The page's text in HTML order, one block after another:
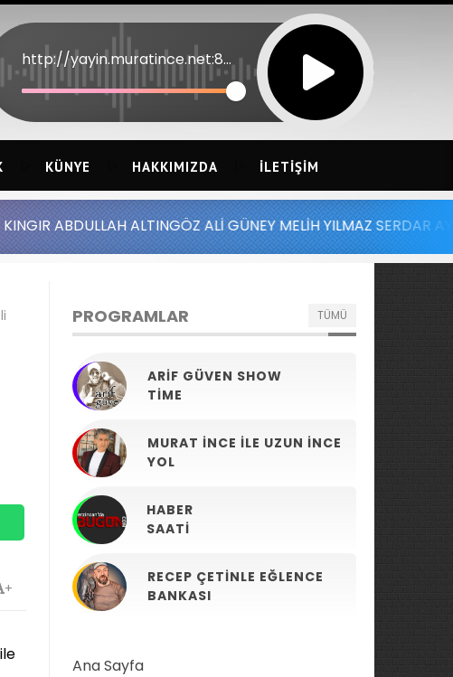
http://yayin.muratince.net:8052
KÜNYE HAKKIMIZDA İLETIŞIM
ALTINGÖZ ALİ GÜNEY MELİH YILMAZ SERDAR AYDIN BATUHAN
+
PROGRAMLAR TÜMÜ
ARIF GÜVEN SHOW
TIME
MURAT İNCE ILE UZUN İNCE
YOL
HABER
SAATI
RECEP ÇETINLE EĞLENCE
BANKASI
Ana Sayfa